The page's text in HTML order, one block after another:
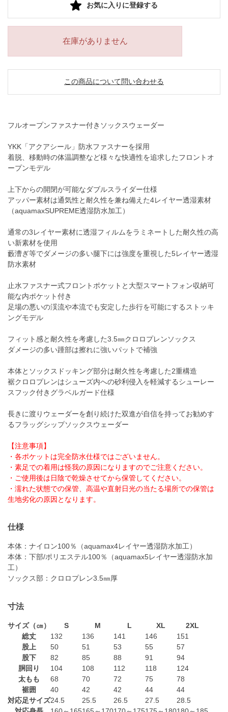
お気に入りに登録する
在庫がありません
この商品について問い合わせる
フルオープンファスナー付きソックスウェーダー
YKK「アクアシール」防水ファスナーを採用
着脱、移動時の体温調整など様々な快適性を追求したフロントオ
ープンモデル
上下からの開閉が可能なダブルスライダー仕様
アッパー素材は通気性と耐久性を兼ね備えた4レイヤー透湿素材
（aquamaxSUPREME透湿防水加工）
通常の3レイヤー素材に透湿フィルムをラミネートした耐久性の高
い新素材を使用
藪漕ぎ等でダメージの多い腿下には強度を重視した5レイヤー透湿
防水素材
止水ファスナー式フロントポケットと大型スマートフォン収納可
能な内ポケット付き
足場の悪いの渓流や本流でも安定した歩行を可能にするストッキ
ングモデル
フィット感と耐久性を考慮した3.5㎜クロロプレンソックス
ダメージの多い踵部は擦れに強いパットで補強
本体とソックスドッキング部分は耐久性を考慮した2重構造
裾クロロプレンはシューズ内への砂利侵入を軽減するシューレー
スフック付きグラベルガード仕様
長きに渡りウェーダーを創り続けた双進が自信を持ってお勧めす
るフラッグシップソックスウェーダー
【注意事項】
・各ポケットは完全防水仕様ではございません。
・素足での着用は怪我の原因になりますのでご注意ください。
・ご使用後は日陰で乾燥させてから保管してください。
・濡れた状態での保管、高温や直射日光の当たる場所での保管は
生地劣化の原因となります。
仕様
本体：ナイロン100％（aquamax4レイヤー透湿防水加工）
本体：下部/ポリエステル100％（aquamax5レイヤー透湿防水加
工）
ソックス部：クロロプレン3.5㎜厚
寸法
サイズ（㎝） S M L XL
2XL
総丈
132 136 141 146
151
股上
50 51 53 55
57
股下
82 85 88 91
94
胴回り
104 108 112 118
124
太もも
68 70 72 75
78
裾囲
40 42 42 44
44
対応足サイズ24.5 25.5 26.5 27.5
28.5